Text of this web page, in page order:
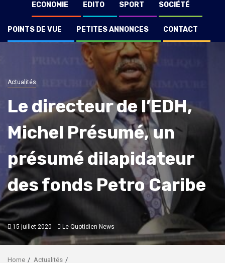
ECONOMIE EDITO SPORT SOCIÉTÉ
POINTS DE VUE PETITES ANNONCES CONTACT
Actualités
Le directeur de l’EDH,
Michel Présumé, un
présumé dilapidateur
des fonds Petro Caribe
15 juillet 2020 Le Quotidien News
Home
Actualités